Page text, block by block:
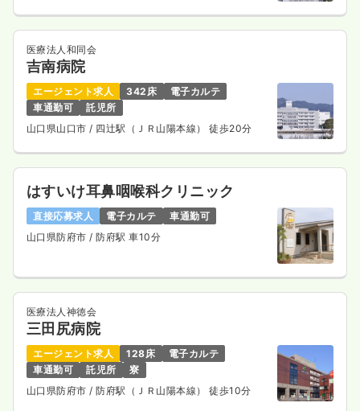
医療法人和同会
吉南病院
エージェント求人 342床
電子カルテ
車通勤可
託児所
山口県山口市/ 四辻駅（ＪＲ山陽本線） 徒歩20分
はすいけ耳鼻咽喉科クリニック
直接応募求人 電子カルテ
車通勤可
山口県防府市 / 防府駅 車10分
医療法人神徳会
三田尻病院
エージェント求人 128床
電子カルテ
車通勤可
託児所
寮
山口県防府市/ 防府駅（ＪＲ山陽本線） 徒歩10分